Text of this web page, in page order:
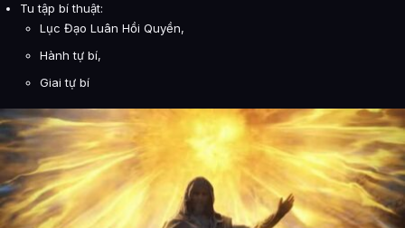
Tu tập bí thuật:
Lục Đạo Luân Hồi Quyền,
Hành tự bí,
Giai tự bí